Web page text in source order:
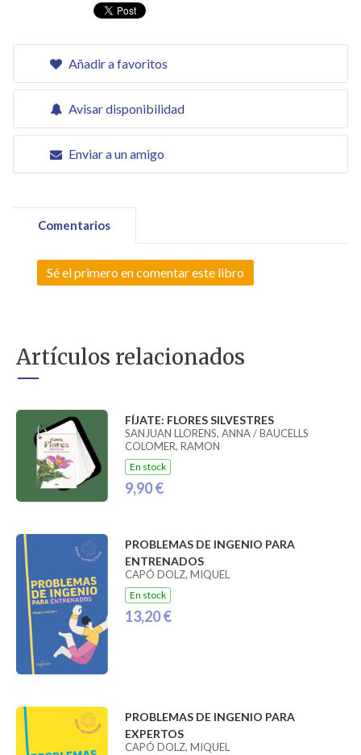
Añadir a favoritos
Avisar disponibilidad
Enviar a un amigo
Comentarios
Sé el primero en comentar este libro
Artículos relacionados
FÍJATE: FLORES SILVESTRES
SANJUAN LLORENS, ANNA / BAUCELLS
COLOMER, RAMON
En stock
9,90 €
PROBLEMAS DE INGENIO PARA
ENTRENADOS
CAPÓ DOLZ, MIQUEL
En stock
13,20 €
PROBLEMAS DE INGENIO PARA
EXPERTOS
CAPÓ DOLZ, MIQUEL